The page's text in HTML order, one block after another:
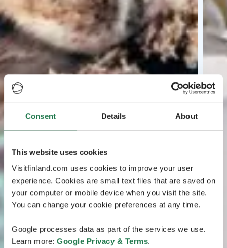
Consent Details About
This website uses cookies
Visitfinland.com uses cookies to improve your user
experience. Cookies are small text files that are saved on
your computer or mobile device when you visit the site.
You can change your cookie preferences at any time.
Google processes data as part of the services we use.
Learn more: Google Privacy & Terms.